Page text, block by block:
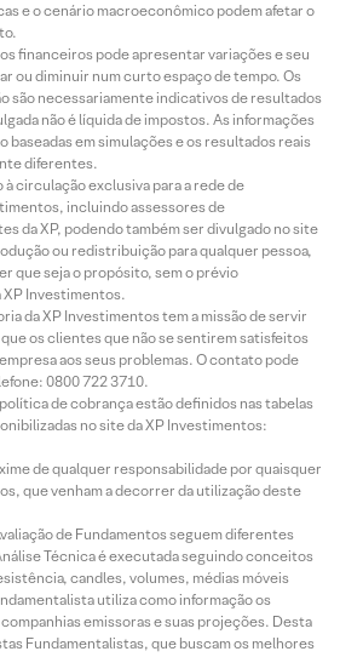
e o cenário macroeconômico podem afetar o
financeiros pode apresentar variações e seu
ou diminuir num curto espaço de tempo. Os
são necessariamente indicativos de resultados
não é líquida de impostos. As informações
baseadas em simulações e os resultados reais
diferentes.
circulação exclusiva para a rede de
incluindo assessores de
da XP, podendo também ser divulgado no site
ou redistribuição para qualquer pessoa,
que seja o propósito, sem o prévio
Investimentos.
da XP Investimentos tem a missão de servir
os clientes que não se sentirem satisfeitos
aos seus problemas. O contato pode
0800 722 3710.
de cobrança estão definidos nas tabelas
no site da XP Investimentos:
de qualquer responsabilidade por quaisquer
que venham a decorrer da utilização deste
de Fundamentos seguem diferentes
Técnica é executada seguindo conceitos
candles, volumes, médias móveis
utiliza como informação os
emissoras e suas projeções. Desta
Fundamentalistas, que buscam os melhores